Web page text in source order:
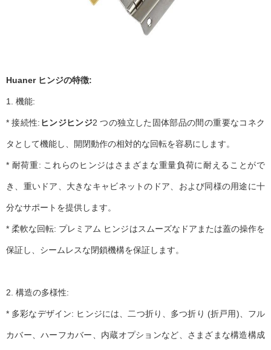
Huaner ヒンジの特徴:
1. 機能:
* 接続性: ヒンジヒンジ2 つの独立した固体部品の間の重要なコネク
タとして機能し、開閉動作の相対的な回転を容易にします。
* 耐荷重: これらのヒンジはさまざまな重量負荷に耐えることがで
き、重いドア、大きなキャビネットのドア、および同様の用途に十
分なサポートを提供します。
* 柔軟な回転: プレミアム ヒンジはスムーズなドアまたは蓋の操作を
保証し、シームレスな閉鎖機構を保証します。
2. 構造の多様性:
* 多彩なデザイン: ヒンジには、二つ折り、多つ折り (折戸用)、フル
カバー、ハーフカバー、内蔵オプションなど、さまざまな構造構成